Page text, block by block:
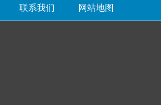
联系我们 网站地图